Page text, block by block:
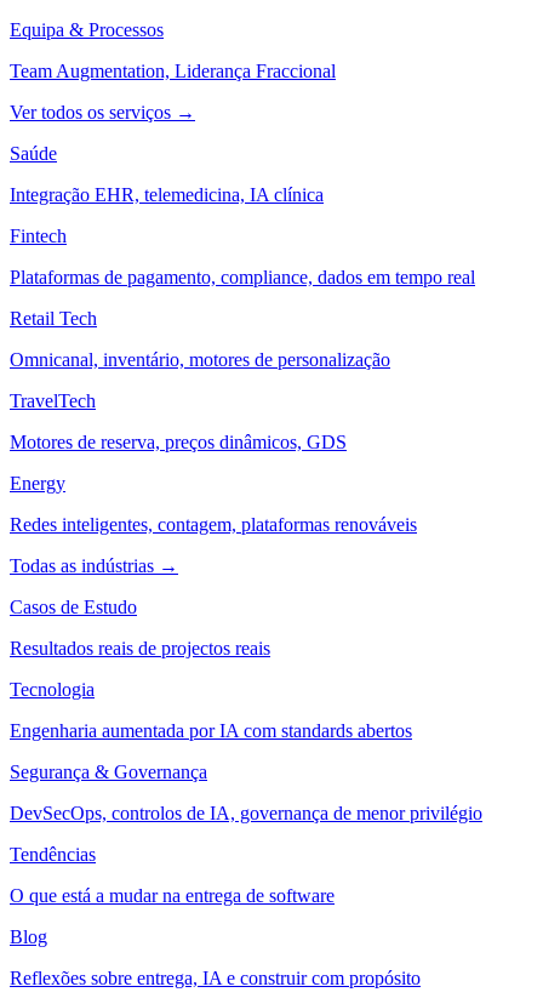
Equipa & Processos
Team Augmentation, Liderança Fraccional
Ver todos os serviços →
Saúde
Integração EHR, telemedicina, IA clínica
Fintech
Plataformas de pagamento, compliance, dados em tempo real
Retail Tech
Omnicanal, inventário, motores de personalização
TravelTech
Motores de reserva, preços dinâmicos, GDS
Energy
Redes inteligentes, contagem, plataformas renováveis
Todas as indústrias →
Casos de Estudo
Resultados reais de projectos reais
Tecnologia
Engenharia aumentada por IA com standards abertos
Segurança & Governança
DevSecOps, controlos de IA, governança de menor privilégio
Tendências
O que está a mudar na entrega de software
Blog
Reflexões sobre entrega, IA e construir com propósito